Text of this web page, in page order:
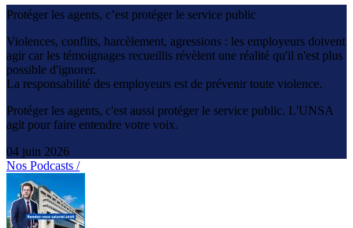
Protéger les agents, c’est protéger le service public
Violences, conflits, harcèlement, agressions : les employeurs doivent
agir car les témoignages recueillis révèlent une réalité qu'il n'est plus
possible d'ignorer.
La responsabilité des employeurs est de prévenir toute violence.
Protéger les agents, c'est aussi protéger le service public. L'UNSA
agit pour faire entendre votre voix.
04 juin 2026
Nos Podcasts /